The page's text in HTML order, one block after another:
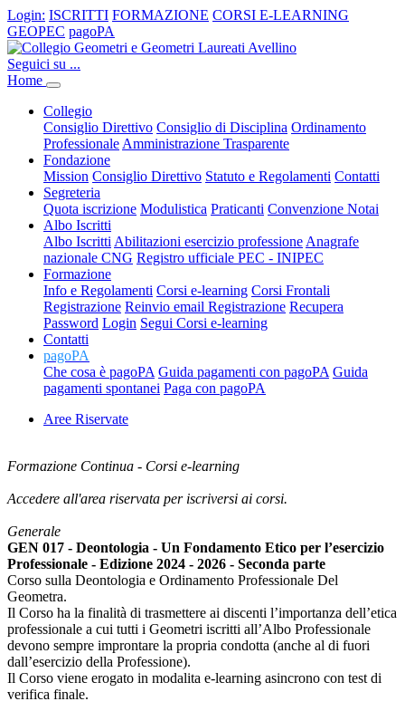
Login: ISCRITTI FORMAZIONE CORSI E-LEARNING
GEOPEC pagoPA
Seguici su ...
Home
Collegio
Consiglio Direttivo Consiglio di Disciplina Ordinamento
Professionale Amministrazione Trasparente
Fondazione
Mission Consiglio Direttivo Statuto e Regolamenti Contatti
Segreteria
Quota iscrizione Modulistica Praticanti Convenzione Notai
Albo Iscritti
Albo Iscritti Abilitazioni esercizio professione Anagrafe
nazionale CNG Registro ufficiale PEC - INIPEC
Formazione
Info e Regolamenti Corsi e-learning Corsi Frontali
Registrazione Reinvio email Registrazione Recupera
Password Login Segui Corsi e-learning
Contatti
pagoPA
Che cosa è pagoPA Guida pagamenti con pagoPA Guida
pagamenti spontanei Paga con pagoPA
Aree Riservate
Formazione Continua - Corsi e-learning
Accedere all'area riservata per iscriversi ai corsi.
Generale
GEN 017 - Deontologia - Un Fondamento Etico per l’esercizio
Professionale - Edizione 2024 - 2026 - Seconda parte
Corso sulla Deontologia e Ordinamento Professionale Del
Geometra.
Il Corso ha la finalità di trasmettere ai discenti l’importanza dell’etica
professionale a cui tutti i Geometri iscritti all’Albo Professionale
devono sempre improntare la propria condotta (anche al di fuori
dall’esercizio della Professione).
Il Corso viene erogato in modalita e-learning asincrono con test di
verifica finale.